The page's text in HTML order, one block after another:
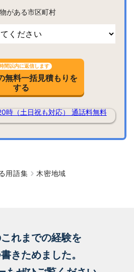
がある市区町村
間以内に返信します
無料一括見積もりを
する
用語集 木密地域
れまでの経験を
きためました。